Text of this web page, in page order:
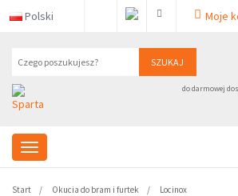
Polski Moje
SZUKAJ
do darmowej
Start Okucia do bram i furtek Locinox